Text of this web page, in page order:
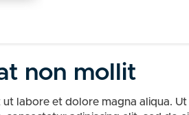
non mollit
labore et dolore magna aliqua. Ut